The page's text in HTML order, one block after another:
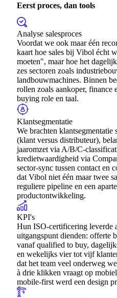
Eerst proces, dan tools
Analyse salesproces
Voordat we ook maar één
kaart hoe sales bij Vibol écht
moeten", maar hoe het
zes sectoren zoals
landbouwmachines. Binnen
rollen zoals aankoper, finance
buying role en taal.
Klantsegmentatie
We brachten
(klant versus distributeur),
jaaromzet via A/B/C-
kredietwaardigheid via
sector-sync tussen contact en
dat Vibol niet één maar twee
reguliere pipeline en een
productontwikkeling.
KPI's
Hun ISO-certificering leverde
uitgangspunt dienden: offerte
vanaf qualified to buy,
en wekelijks vier tot vijf
dat het team veel onderweg
à drie klikken vraagt op
mobile-first werd een design